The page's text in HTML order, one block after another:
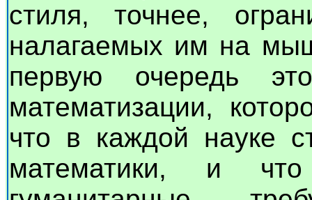
стиля, точнее,
налагаемых им на
первую очередь
математизации,
что в каждой науке
математики, и